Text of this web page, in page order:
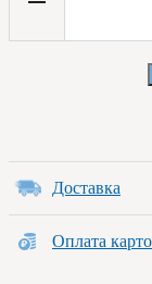
Доставка
Оплата